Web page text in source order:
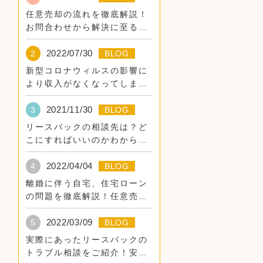
任意売却の流れを徹底解説！
お問合わせから解決に至るま
での道のり
2
2022/07/30
BLOG
新型コロナウィルスの影響に
より収入がなくなってしまっ
た。
3
2021/11/30
BLOG
リースバックの相談先は？ど
こにすればいいのかわからな
い。
4
2022/04/04
BLOG
離婚に伴う自宅、住宅ローン
の問題を徹底解説！任意売
却・リースバックでそのまま
住み続けるために。
5 2022/03/09
BLOG
実際にあったリースバックの
トラブル相談をご紹介！安全